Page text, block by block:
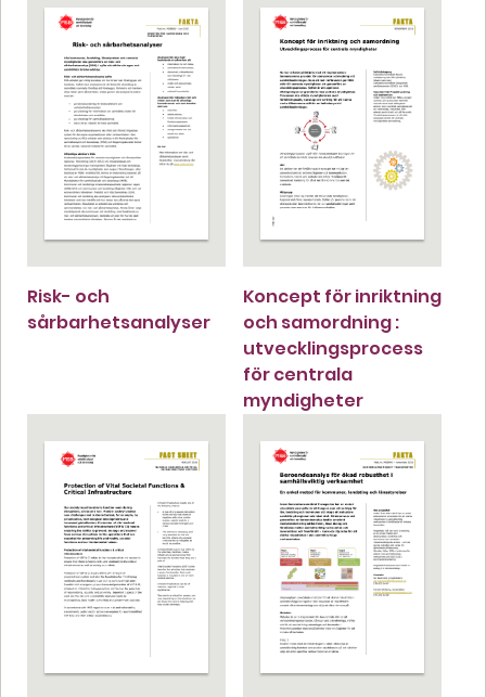
Risk- och
sårbarhetsanalyser
Koncept för inriktning
och samordning :
utvecklingsprocess
för centrala
myndigheter